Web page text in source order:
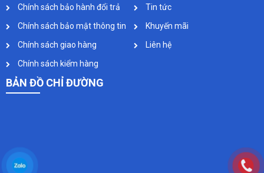
Chính sách bảo hành đổi trả
Chính sách bảo mật thông tin
Chính sách giao hàng
Chính sách kiểm hàng
Tin tức
Khuyến mãi
Liên hệ
BẢN ĐỒ CHỈ ĐƯỜNG